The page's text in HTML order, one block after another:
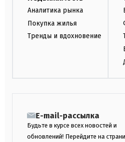
Аналитика рынка
Покупка жилья
Тренды и вдохновение
E-mail-рассылка
Будьте в курсе всех новостей и
обновлений! Перейдите на